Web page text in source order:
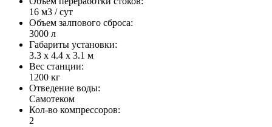
16 м3 / сут
Объем залпового сброса:
3000 л
Габариты установки:
3.3 х 4.4 х 3.1 м
Вес станции:
1200 кг
Отведение воды:
Самотеком
Кол-во компрессоров:
2